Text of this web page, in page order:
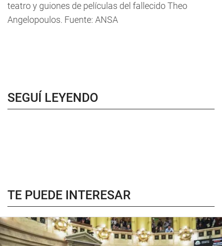
teatro y guiones de películas del fallecido Theo
Angelopoulos. Fuente: ANSA
SEGUÍ LEYENDO
TE PUEDE INTERESAR